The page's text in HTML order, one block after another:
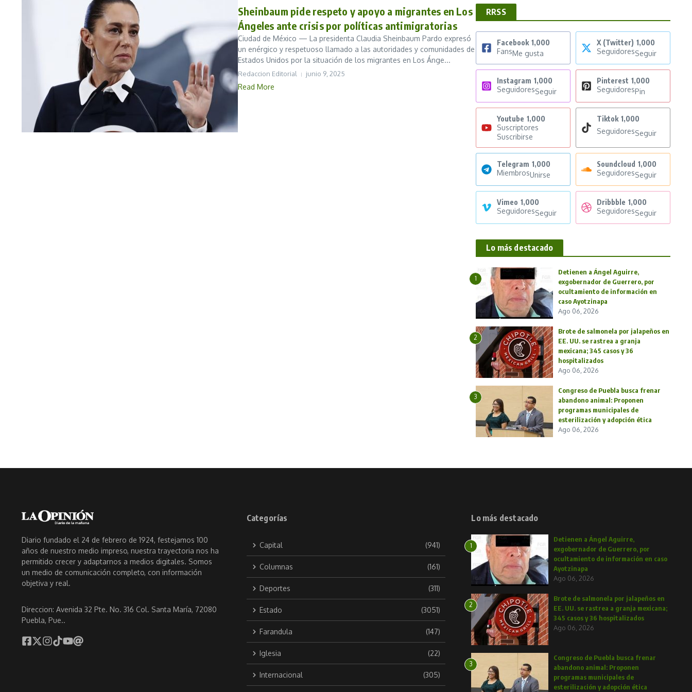
Sheinbaum pide respeto y apoyo a migrantes en Los
Ángeles ante crisis por políticas antimigratorias
Ciudad de México — La presidenta Claudia Sheinbaum Pardo expresó
un enérgico y respetuoso llamado a las autoridades y comunidades de
Estados Unidos por la situación de los migrantes en Los Ánge...
Redaccion Editorial junio 9, 2025
Read More
RRSS
Facebook 1,000
FansMe gusta
X (Twitter) 1,000
SeguidoresSeguir
Instagram 1,000
SeguidoresSeguir
Pinterest 1,000
SeguidoresPin
Youtube 1,000
Suscriptores
Suscribirse
Tiktok 1,000
SeguidoresSeguir
Telegram 1,000
MiembrosUnirse
Soundcloud 1,000
SeguidoresSeguir
Vimeo 1,000
SeguidoresSeguir
Dribbble 1,000
SeguidoresSeguir
Lo más destacado
1
Detienen a Ángel Aguirre,
exgobernador de Guerrero, por
ocultamiento de información en
caso Ayotzinapa
Ago 06, 2026
2
Brote de salmonela por jalapeños en
EE. UU. se rastrea a granja
mexicana; 345 casos y 36
hospitalizados
Ago 06, 2026
3
Congreso de Puebla busca frenar
abandono animal: Proponen
programas municipales de
esterilización y adopción ética
Ago 06, 2026
Diario fundado el 24 de febrero de 1924, festejamos 100
años de nuestro medio impreso, nuestra trayectoria nos ha
permitido crecer y adaptarnos a medios digitales. Somos
un medio de comunicación completo, con información
objetiva y real.
Direccion: Avenida 32 Pte. No. 316 Col. Santa María, 72080
Puebla, Pue..
Categorías
Capital (941)
Columnas (161)
Deportes (311)
Estado (3051)
Farandula (147)
Iglesia (22)
Internacional (305)
Lo más destacado
1
Detienen a Ángel Aguirre,
exgobernador de Guerrero, por
ocultamiento de información en caso
Ayotzinapa
Ago 06, 2026
2
Brote de salmonela por jalapeños en
EE. UU. se rastrea a granja mexicana;
345 casos y 36 hospitalizados
Ago 06, 2026
3
Congreso de Puebla busca frenar
abandono animal: Proponen
programas municipales de
esterilización y adopción ética